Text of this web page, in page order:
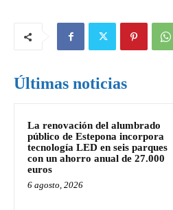
Últimas noticias
La renovación del alumbrado
público de Estepona incorpora
tecnología LED en seis parques
con un ahorro anual de 27.000
euros
6 agosto, 2026